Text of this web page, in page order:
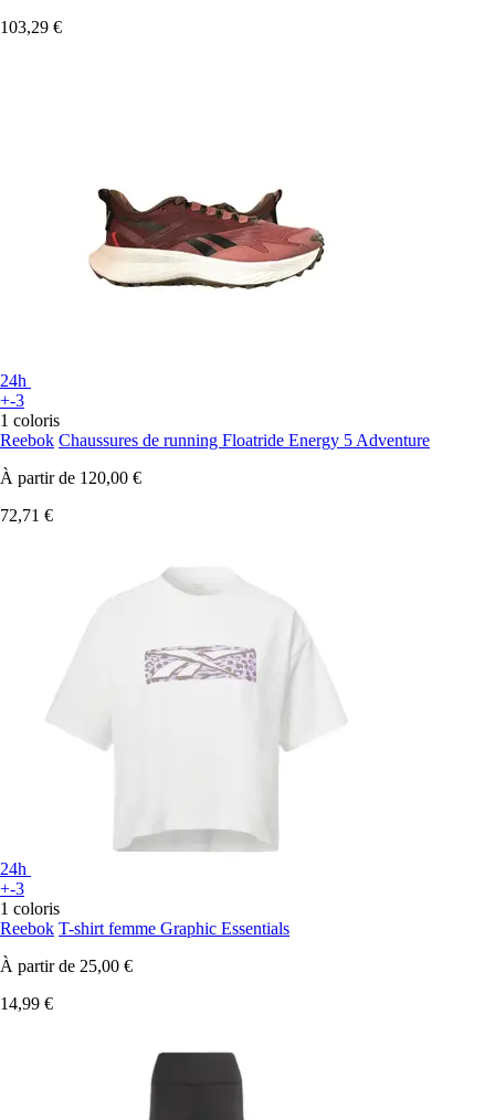
103,29 €
24h
+-3
1 coloris
Reebok Chaussures de running Floatride Energy 5 Adventure
À partir de 120,00 €
72,71 €
24h
+-3
1 coloris
Reebok T-shirt femme Graphic Essentials
À partir de 25,00 €
14,99 €